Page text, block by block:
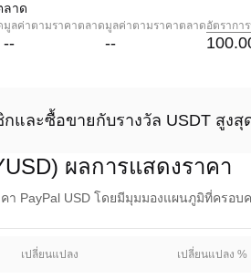
ลาด
มูลค่าตามราคาตลาด
--
มูลค่าตามราคาตลาด
--
อัตรากา
และซื้อขายกับรางวัล USDT สูงสุ
ผลการแสดงราคา
า PayPal USD โดยมีมุมมองแผนภูมิที่ครอ
เปลี่ยนแปลง เปลี่ยนแปลง %